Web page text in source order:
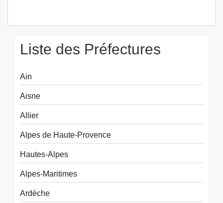
Liste des Préfectures
Ain
Aisne
Allier
Alpes de Haute-Provence
Hautes-Alpes
Alpes-Maritimes
Ardèche